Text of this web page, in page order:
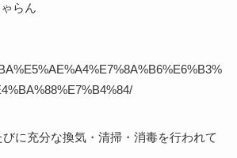
らん
に充分な換気・清掃・消毒を行われて